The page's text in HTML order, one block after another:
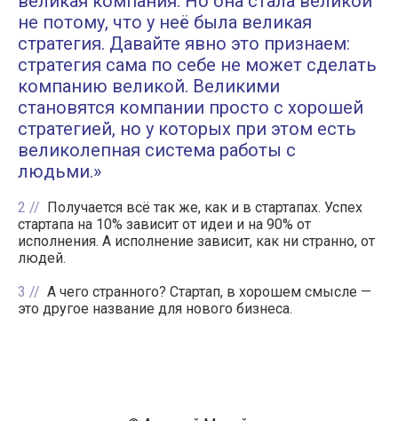
не потому, что у неё была великая
стратегия. Давайте явно это признаем:
стратегия сама по себе не может сделать
компанию великой. Великими
становятся компании просто с хорошей
стратегией, но у которых при этом есть
великолепная система работы с
людьми.»
2
Получается всё так же, как и в стартапах. Успех
стартапа на 10% зависит от идеи и на 90% от
исполнения. А исполнение зависит, как ни странно, от
людей.
3
А чего странного? Стартап, в хорошем смысле —
это другое название для нового бизнеса.